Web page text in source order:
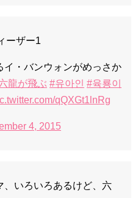
ーザー1
イ・バンウォンがめっさか
龍が飛ぶ #유아인 #육룡이
qQXGt1lnRg
4, 2015
、いろいろあるけど、六